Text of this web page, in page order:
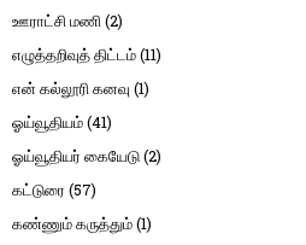
ஊராட்சி மணி(2)
எழுத்தறிவுத் திட்டம்(11)
என் கல்லூரி கனவு (1)
ஓய்வூதியம்(41)
ஓய்வூதியர் கையேடு(2)
கட்டுரை (57)
கண்ணும் கருத்தும்(1)